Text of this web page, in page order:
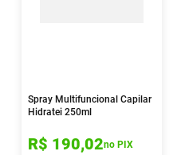
Spray Multifuncional Capilar
Hidratei 250ml
R$ 190,02no PIX